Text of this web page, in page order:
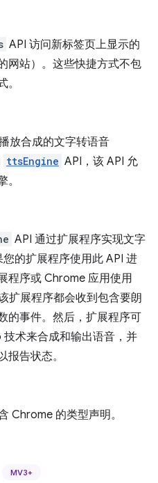
API 访问新标签页上显示的
网站）。这些快捷方式不包
放合成的文字转语音
ttsEngine API，该 API 允
API 通过扩展程序实现文字
的扩展程序使用此 API 进
程序或 Chrome 应用使用
扩展程序都会收到包含要朗
的事件。然后，扩展程序可
术来合成和输出语音，并
报告状态。
Chrome 的类型声明。
MV3+